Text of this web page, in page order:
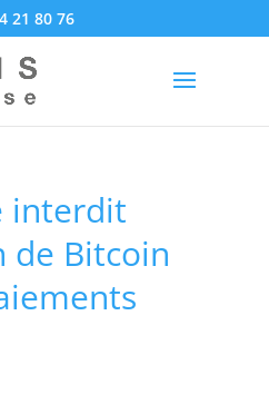
21 80 76
interdit
de Bitcoin